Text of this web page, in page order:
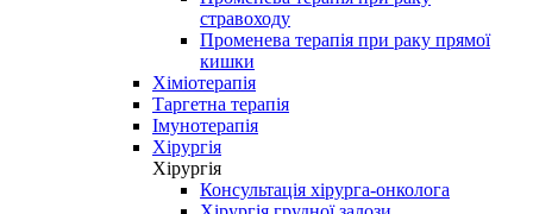
стравоходу
Променева терапія при раку прямої
кишки
Хіміотерапія
Таргетна терапія
Імунотерапія
Хірургія
Хірургія
Консультація хірурга-онколога